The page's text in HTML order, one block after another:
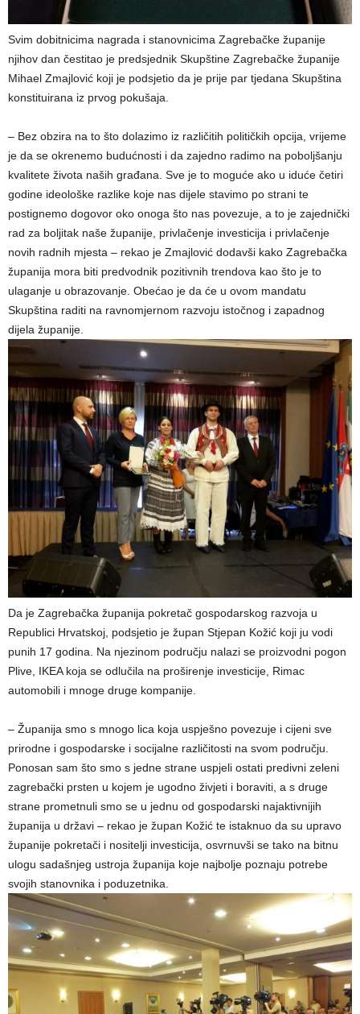
Svim dobitnicima nagrada i stanovnicima Zagrebačke županije
njihov dan čestitao je predsjednik Skupštine Zagrebačke županije
Mihael Zmajlović koji je podsjetio da je prije par tjedana Skupština
konstituirana iz prvog pokušaja.
– Bez obzira na to što dolazimo iz različitih političkih opcija, vrijeme
je da se okrenemo budućnosti i da zajedno radimo na poboljšanju
kvalitete života naših građana. Sve je to moguće ako u iduće četiri
godine ideološke razlike koje nas dijele stavimo po strani te
postignemo dogovor oko onoga što nas povezuje, a to je zajednički
rad za boljitak naše županije, privlačenje investicija i privlačenje
novih radnih mjesta – rekao je Zmajlović dodavši kako Zagrebačka
županija mora biti predvodnik pozitivnih trendova kao što je to
ulaganje u obrazovanje. Obećao je da će u ovom mandatu
Skupština raditi na ravnomjernom razvoju istočnog i zapadnog
dijela županije.
Da je Zagrebačka županija pokretač gospodarskog razvoja u
Republici Hrvatskoj, podsjetio je župan Stjepan Kožić koji ju vodi
punih 17 godina. Na njezinom području nalazi se proizvodni pogon
Plive, IKEA koja se odlučila na proširenje investicije, Rimac
automobili i mnoge druge kompanije.
– Županija smo s mnogo lica koja uspješno povezuje i cijeni sve
prirodne i gospodarske i socijalne različitosti na svom području.
Ponosan sam što smo s jedne strane uspjeli ostati predivni zeleni
zagrebački prsten u kojem je ugodno živjeti i boraviti, a s druge
strane prometnuli smo se u jednu od gospodarski najaktivnijih
županija u državi – rekao je župan Kožić te istaknuo da su upravo
županije pokretači i nositelji investicija, osvrnuvši se tako na bitnu
ulogu sadašnjeg ustroja županija koje najbolje poznaju potrebe
svojih stanovnika i poduzetnika.